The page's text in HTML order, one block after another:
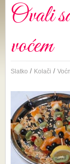
Ovali
voćem
Slatko / Kolači /